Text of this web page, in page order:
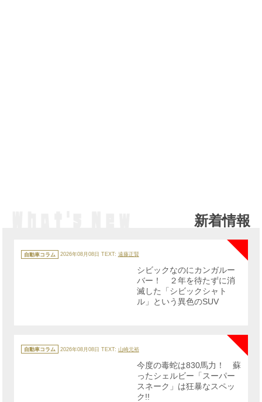
新着情報
テ
ゴ
自動車コラム 2026年08月08日 TEXT: 遠藤正賢
NEW
シビックなのにカンガルー
バー！ ２年を待たずに消
滅した「シビックシャト
ル」という異色のSUV
テ
ゴ
自動車コラム 2026年08月08日 TEXT: 山崎元裕
今度の毒蛇は830馬力！ 蘇
ったシェルビー「スーパー
スネーク」は狂暴なスペッ
ク!!